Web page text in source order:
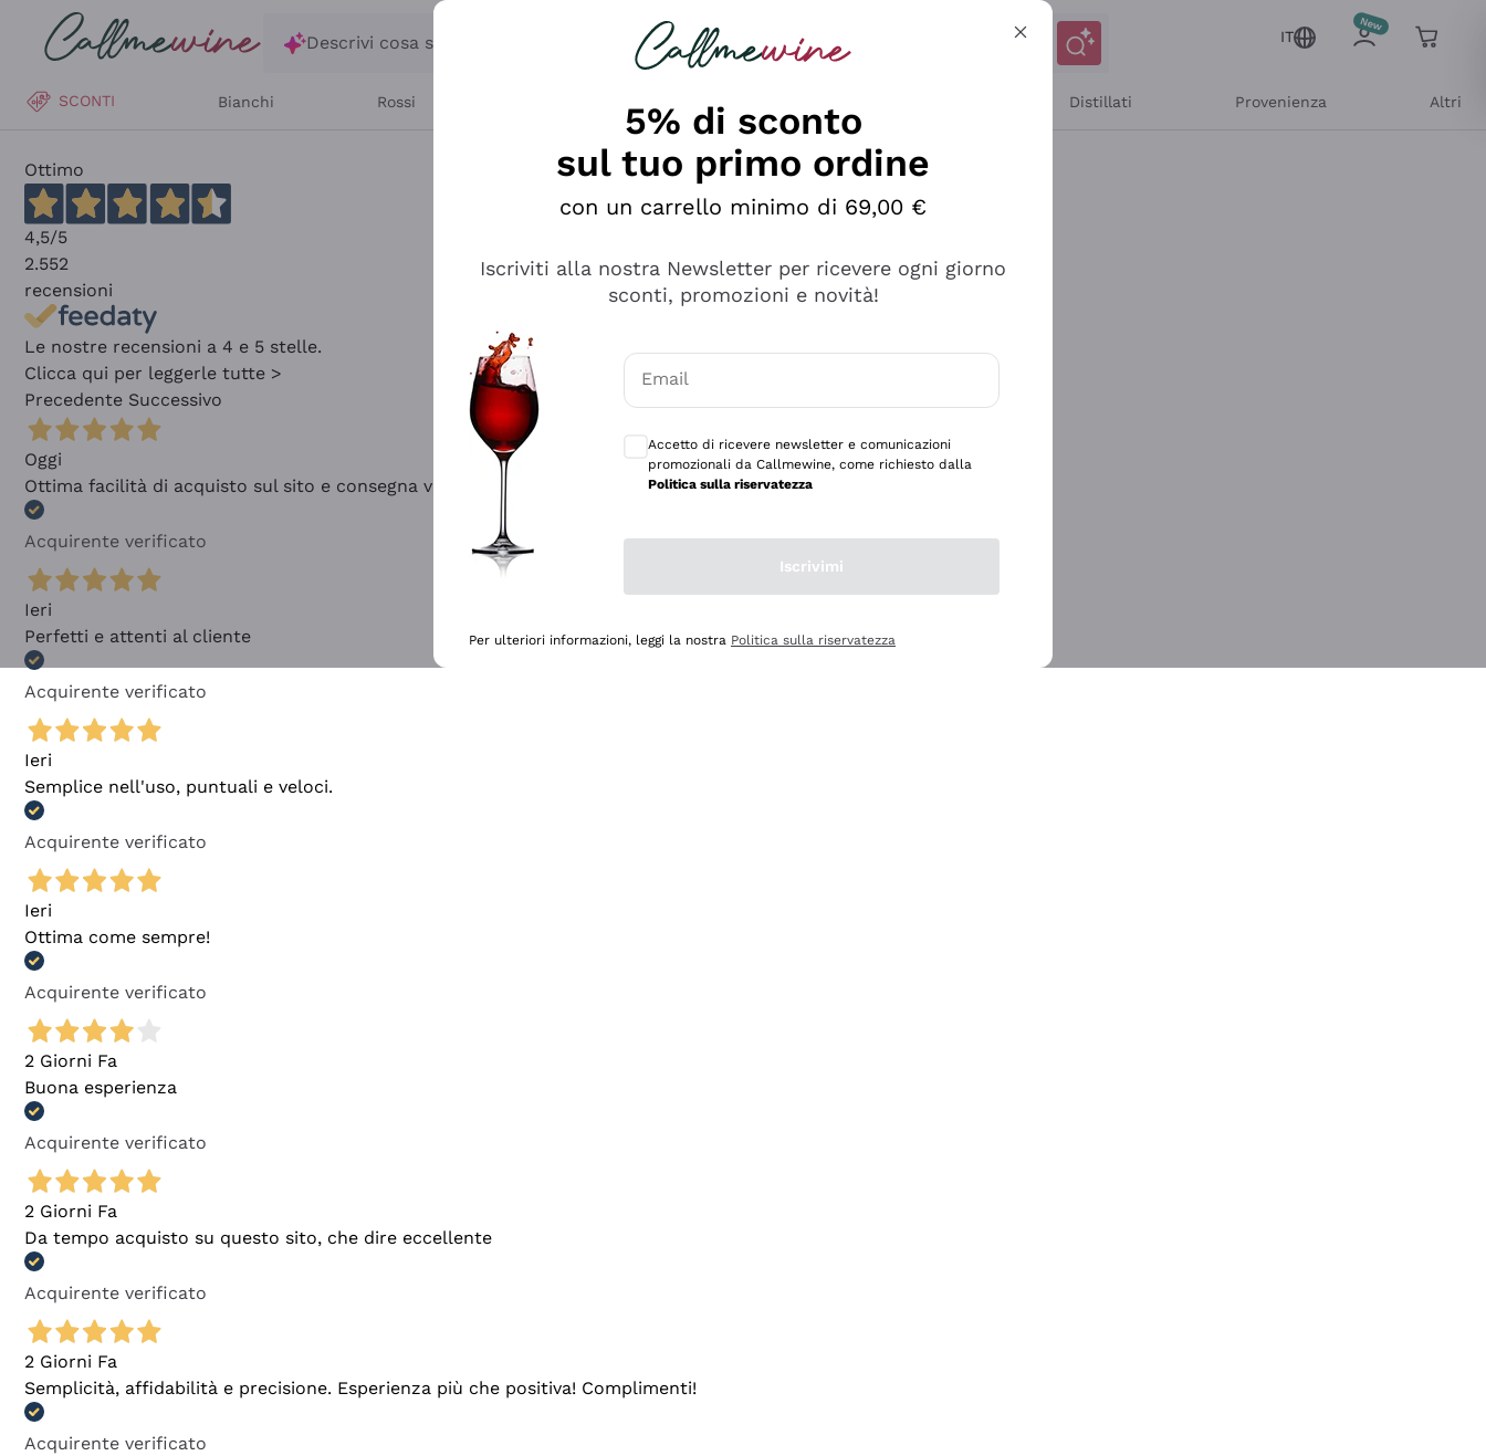
Salta al contenuto principale
Descrivi cosa stai cercando
IT
SCONTI Bianchi Rossi Distillati Provenienza Altri
Ottimo
4,5/5
2.552
recensioni
Le nostre recensioni a 4 e 5 stelle.
Clicca qui per leggerle tutte >
Precedente Successivo
Oggi
Ottima facilità di acquisto sul sito e consegna velocissima
Acquirente verificato
Ieri
Perfetti e attenti al cliente
Acquirente verificato
Ieri
Semplice nell'uso, puntuali e veloci.
Acquirente verificato
Ieri
Ottima come sempre!
Acquirente verificato
2 Giorni Fa
Buona esperienza
Acquirente verificato
2 Giorni Fa
Da tempo acquisto su questo sito, che dire eccellente
Acquirente verificato
2 Giorni Fa
Semplicità, affidabilità e precisione. Esperienza più che positiva! Complimenti!
Acquirente verificato
5% di sconto
sul tuo primo ordine
con un carrello minimo di 69,00 €
Iscriviti alla nostra Newsletter per ricevere ogni giorno
sconti, promozioni e novità!
Email
Accetto di ricevere newsletter e comunicazioni
promozionali da Callmewine, come richiesto dalla
Politica sulla riservatezza
Iscrivimi
Per ulteriori informazioni, leggi la nostra Politica sulla riservatezza